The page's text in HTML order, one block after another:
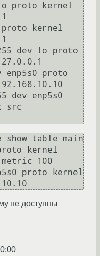
proto kernel
kernel
dev lo proto
enp5s0 proto
dev enp5s0
src
show table main
kernel
100
proto kernel
не доступны